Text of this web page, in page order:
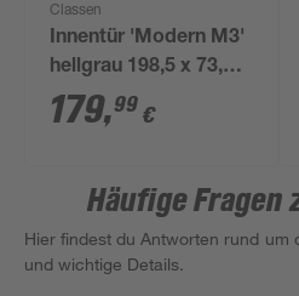
Classen
Innentür 'Modern M3'
hellgrau 198,5 x 73,5
cm, Linksanschlag
179,99 €
Häufige Fragen
Hier findest du Antworten rund um
und wichtige Details.